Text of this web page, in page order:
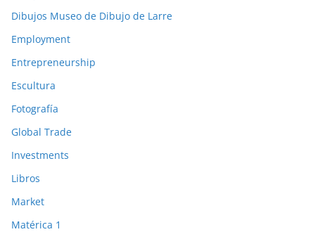
Dibujos Museo de Dibujo de Larre
Employment
Entrepreneurship
Escultura
Fotografía
Global Trade
Investments
Libros
Market
Matérica 1